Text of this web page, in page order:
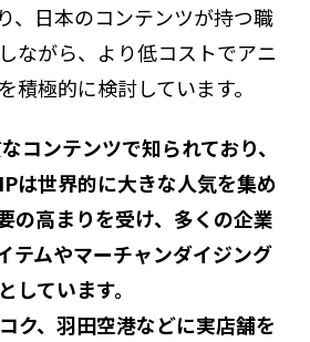
、日本のコンテンツが持つ職
ながら、より低コストでアニ
積極的に検討しています。
ンテンツで知られており、
は世界的に大きな人気を集め
の高まりを受け、多くの企業
テムやマーチャンダイジング
しています。
ク、羽田空港などに実店舗を